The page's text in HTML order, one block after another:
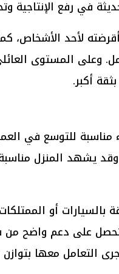
في رفع الإنتاجية
لأحد الأشخاص،
وعلى المستوى
أكبر.
مناسبة للتوسع في
يشهد المنزل مناسبة
أو
تحصل على دعم واضح من
التعامل معها